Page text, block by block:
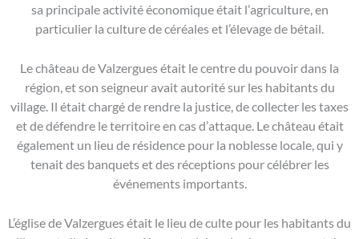
sa principale activité économique était l’agriculture, en
particulier la culture de céréales et l’élevage de bétail.
Le château de Valzergues était le centre du pouvoir dans la
région, et son seigneur avait autorité sur les habitants du
village. Il était chargé de rendre la justice, de collecter les taxes
et de défendre le territoire en cas d’attaque. Le château était
également un lieu de résidence pour la noblesse locale, qui y
tenait des banquets et des réceptions pour célébrer les
événements importants.
L’église de Valzergues était le lieu de culte pour les habitants du